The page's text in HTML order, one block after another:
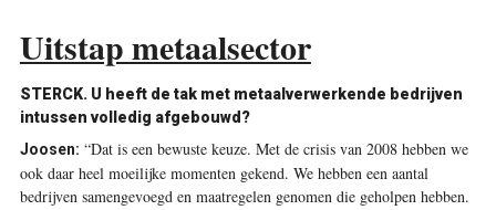
Uitstap metaalsector
STERCK. U heeft de tak met metaalverwerkende bedrijven
intussen volledig afgebouwd?
Joosen: “Dat is een bewuste keuze. Met de crisis van 2008 hebben we
ook daar heel moeilijke momenten gekend. We hebben een aantal
bedrijven samengevoegd en maat­regelen genomen die geholpen hebben.